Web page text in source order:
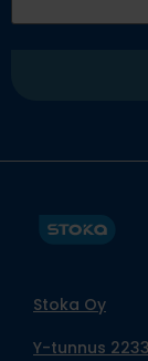
Stoka Oy
Y-tunnus